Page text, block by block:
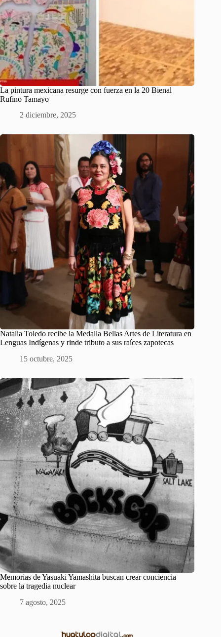
La pintura mexicana resurge con fuerza en la 20 Bienal
Rufino Tamayo
2 diciembre, 2025
Natalia Toledo recibe la Medalla Bellas Artes de Literatura en
Lenguas Indígenas y rinde tributo a sus raíces zapotecas
15 octubre, 2025
Memorias de Yasuaki Yamashita buscan crear conciencia
sobre la tragedia nuclear
7 agosto, 2025